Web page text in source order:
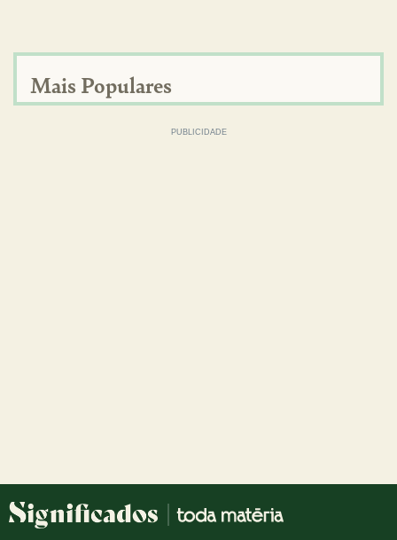
Mais Populares